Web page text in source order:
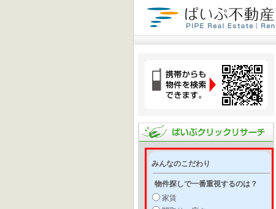
みんなのこだわり
物件探しで一番重視するのは？
家賃